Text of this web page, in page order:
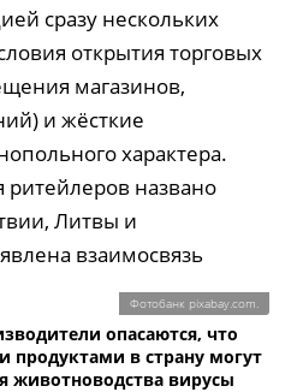
сразу нескольких
открытия торговых
магазинов,
и жёсткие
характера.
названо
Литвы и
взаимосвязь
Фотобанк pixabay.com.
опасаются, что
продуктами в страну могут
животноводства вирусы